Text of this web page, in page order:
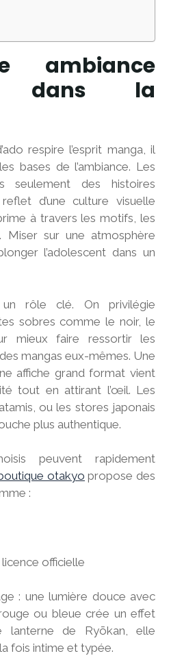
ambiance
dans la
respire l’esprit manga, il
bases de l’ambiance. Les
seulement des histoires
d’une culture visuelle
à travers les motifs, les
sur une atmosphère
l’adolescent dans un
rôle clé. On privilégie
sobres comme le noir, le
mieux faire ressortir les
mangas eux-mêmes. Une
affiche grand format vient
tout en attirant l’œil. Les
ou les stores japonais
plus authentique.
peuvent rapidement
otakyo propose des
:
officielle
: une lumière douce avec
ou bleue crée un effet
lanterne de Ryōkan, elle
fois intime et typée.